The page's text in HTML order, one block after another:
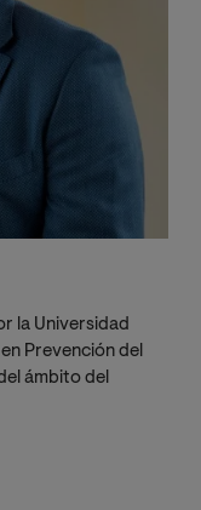
la Universidad
Prevención del
ámbito del